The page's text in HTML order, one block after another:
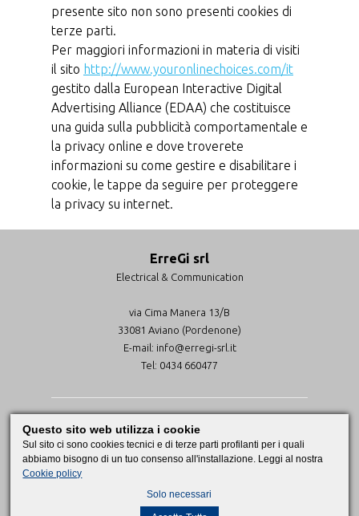
presente sito non sono presenti cookies di
terze parti.
Per maggiori informazioni in materia di visiti
il sito http://www.youronlinechoices.com/it
gestito dalla European Interactive Digital
Advertising Alliance (EDAA) che costituisce
una guida sulla pubblicità comportamentale e
la privacy online e dove troverete
informazioni su come gestire e disabilitare i
cookie, le tappe da seguire per proteggere
la privacy su internet.
ErreGi srl
Electrical & Communication
via Cima Manera 13/B
33081 Aviano (Pordenone)
E-mail: info@erregi-srl.it
Tel: 0434 660477
PI 01458790936
Attestazione SOA OG11
By Explico.biz
Questo sito web utilizza i cookie
Sul sito ci sono cookies tecnici e di terze parti profilanti per i quali
abbiamo bisogno di un tuo consenso all'installazione. Leggi al nostra
Cookie policy
Solo necessari